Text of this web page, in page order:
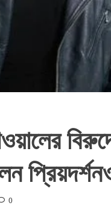
0